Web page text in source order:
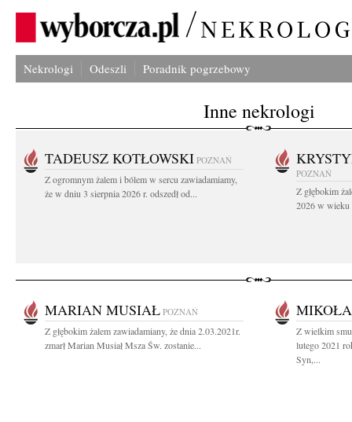
Nekrologi Odeszli Poradnik pogrzebowy
Inne nekrologi
TADEUSZ KOTŁOWSKI POZNAŃ
Z ogromnym żalem i bólem w sercu zawiadamiamy,
że w dniu 3 sierpnia 2026 r. odszedł od...
POZNAŃ
Z głębokim
2026 w wieku
MARIAN MUSIAŁ POZNAŃ
Z głębokim żalem zawiadamiany, że dnia 2.03.2021r.
zmarł Marian Musiał Msza Św. zostanie...
Z wielkim
lutego 2021
Syn,...